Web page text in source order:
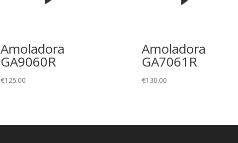
Amoladora
GA9060R
€125.00
Amoladora
GA7061R
€130.00